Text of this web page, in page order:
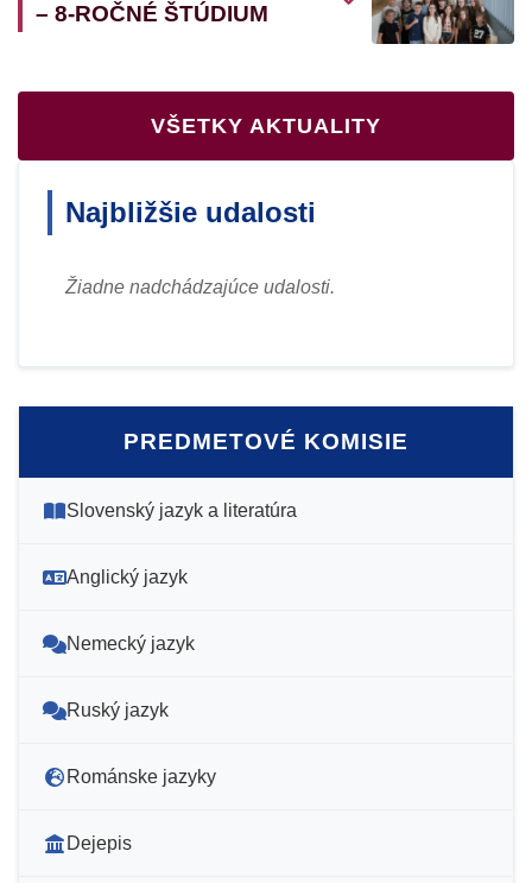
– 8-ROČNÉ ŠTÚDIUM
VŠETKY AKTUALITY
Najbližšie udalosti
Žiadne nadchádzajúce udalosti.
PREDMETOVÉ KOMISIE
Slovenský jazyk a literatúra
Anglický jazyk
Nemecký jazyk
Ruský jazyk
Románske jazyky
Dejepis